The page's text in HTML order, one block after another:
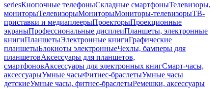
seriesКнопочные телефоныСкладные смартфоныТелевизоры,
мониторыТелевизорыМониторыМониторы-телевизорыТВ-
приставки и медиаплеерыПроекторыПроекционные
экраныПрофессиональные дисплеиПланшеты, электронные
книгиПланшетыЭлектронные книгиГрафические
планшетыБлокноты электронныеЧехлы, бамперы для
планшетовАксессуары для планшетов,
смартфоновАксессуары для электронных книгСмарт-часы,
аксессуарыУмные часыФитнес-браслетыУмные часы
детскиеУмные часы, фитнес-браслетыРемешки, аксессуары